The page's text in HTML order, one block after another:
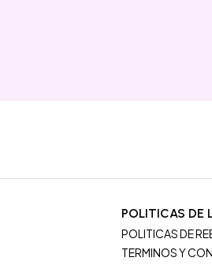
POLITICAS DE
POLITICAS DE
TERMINOS Y